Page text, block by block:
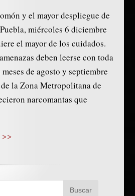
y el mayor despliegue de
miércoles 6 diciembre
el mayor de los cuidados.
deben leerse con toda
de agosto y septiembre
la Zona Metropolitana de
narcomantas que
>>